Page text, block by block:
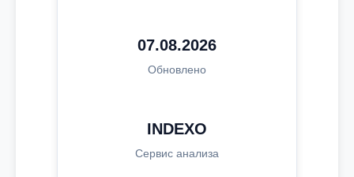
07.08.2026
Обновлено
INDEXO
Сервис анализа